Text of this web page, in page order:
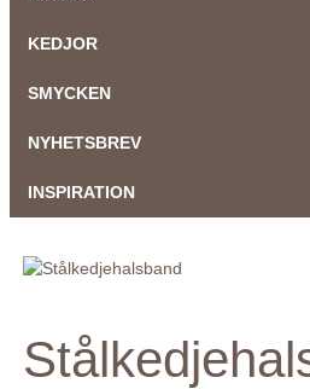
KEDJOR
SMYCKEN
NYHETSBREV
INSPIRATION